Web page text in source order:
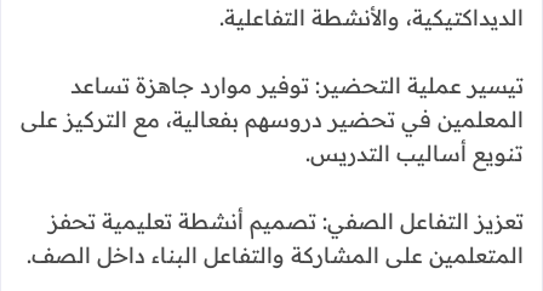
الديداكتيكية، والأنشطة التفاعلية.
تيسير عملية التحضير: توفير موارد جاهزة تساعد
المعلمين في تحضير دروسهم بفعالية، مع التركيز على
تنويع أساليب التدريس.
تعزيز التفاعل الصفي: تصميم أنشطة تعليمية تحفز
المتعلمين على المشاركة والتفاعل البناء داخل الصف.